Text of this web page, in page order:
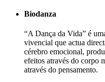
Biodanza
“A Dança da Vida” é
vivencial que actua
cérebro emocional,
efeitos através do corpo
através do pensamento.